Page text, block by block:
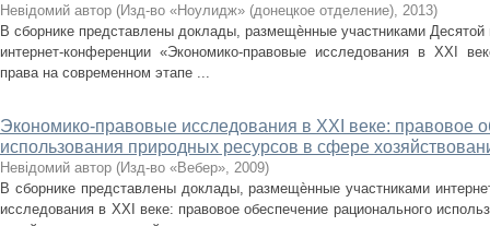
Невідомий автор (Изд-во «Ноулидж» (донецкое отделение), 2013)
В сборнике представлены доклады, размещѐнные участниками Десятой
интернет-конференции «Экономико-правовые исследования в XXI
права на современном этапе ...
Экономико-правовые исследования в XXI веке: правовое
использования природных ресурсов в сфере
Невідомий автор (Изд-во «Вебер», 2009)
В сборнике представлены доклады, размещѐнные участниками
исследования в XXI веке: правовое обеспечение рационального